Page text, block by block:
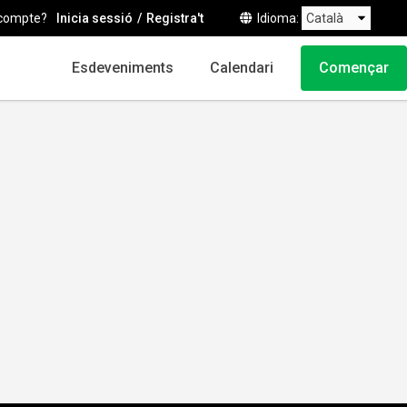
Inicia sessió Registra't Idioma
Esdeveniments Calendari Començar